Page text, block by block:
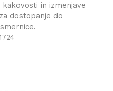
in izmenjave
dostopanje do